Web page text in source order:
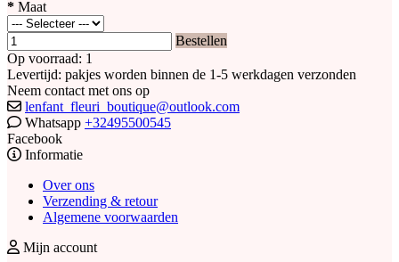
* Maat
Bestellen
Op voorraad: 1
Levertijd: pakjes worden binnen de 1-5 werkdagen verzonden
Neem contact met ons op
lenfant_fleuri_boutique@outlook.com
Whatsapp +32495500545
Facebook
Informatie
Over ons
Verzending & retour
Algemene voorwaarden
Mijn account